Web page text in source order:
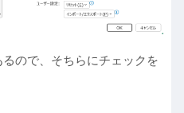
ので、そちらにチェックを